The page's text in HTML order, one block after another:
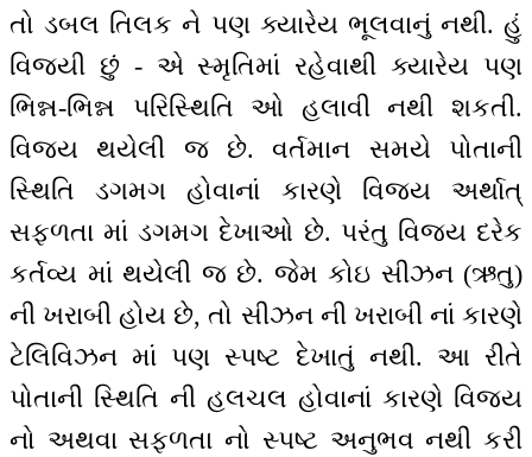
તો ડબલ તિલક ને પણ ક્યારેય ભૂલવાનું નથી. હું
વિજયી છું - એ સ્મૃતિમાં રહેવાથી ક્યારેય પણ
ભિન્ન-ભિન્ન પરિસ્થિતિ ઓ હલાવી નથી શકતી.
વિજય થયેલી જ છે. વર્તમાન સમયે પોતાની
સ્થિતિ ડગમગ હોવાનાં કારણે વિજય અર્થાત્
સફળતા માં ડગમગ દેખાઓ છે. પરંતુ વિજય દરેક
કર્તવ્ય માં થયેલી જ છે. જેમ કોઇ સીઝન (ઋતુ)
ની ખરાબી હોય છે, તો સીઝન ની ખરાબી નાં કારણે
ટેલિવિઝન માં પણ સ્પષ્ટ દેખાતું નથી. આ રીતે
પોતાની સ્થિતિ ની હલચલ હોવાનાં કારણે વિજય
નો અથવા સફળતા નો સ્પષ્ટ અનુભવ નથી કરી